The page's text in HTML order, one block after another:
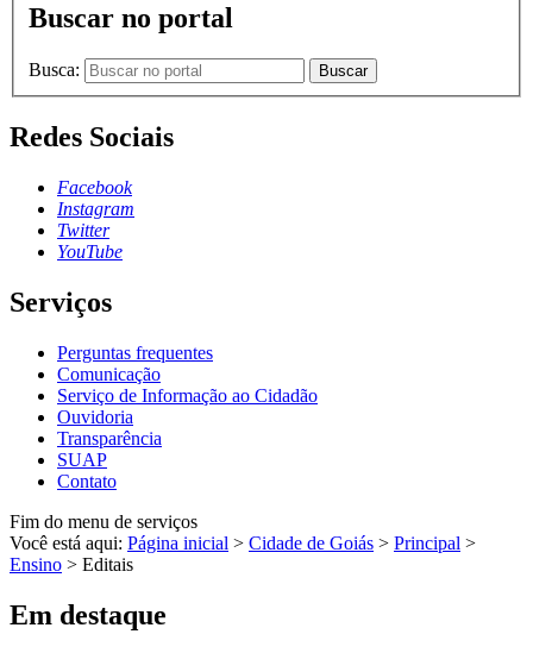
Buscar no portal
Busca: Buscar
Redes Sociais
Facebook
Instagram
Twitter
YouTube
Serviços
Perguntas frequentes
Comunicação
Serviço de Informação ao Cidadão
Ouvidoria
Transparência
SUAP
Contato
Fim do menu de serviços
Você está aqui: Página inicial > Cidade de Goiás > Principal >
Ensino > Editais
Em destaque